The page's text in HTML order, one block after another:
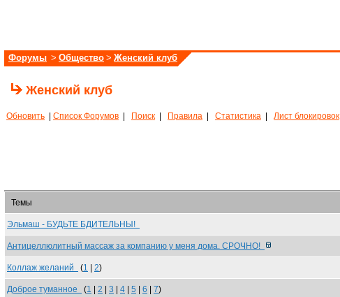
Форумы > Общество > Женский клуб
Женский клуб
Обновить Список Форумов Поиск Правила Статистика Лист блокировок
Темы
Эльмаш - БУДЬТЕ БДИТЕЛЬНЫ!
Антицеллюлитный массаж за компанию у меня дома. СРОЧНО!
Коллаж желаний (1 2)
Доброе туманное (1 2 3 4 5 6 7)